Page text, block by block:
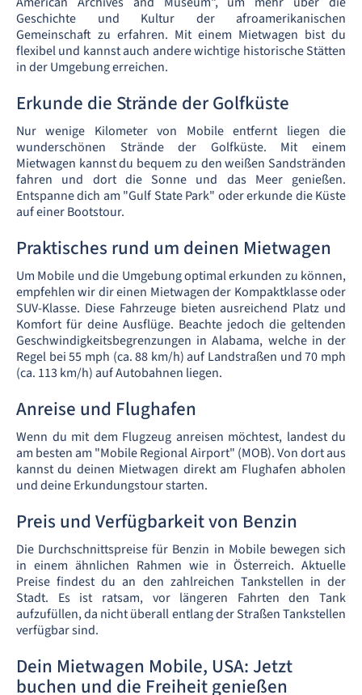
Geschichte und Kultur der afroamerikanischen
Gemeinschaft zu erfahren. Mit einem Mietwagen bist du
flexibel und kannst auch andere wichtige historische Stätten
in der Umgebung erreichen.
Erkunde die Strände der Golfküste
Nur wenige Kilometer von Mobile entfernt liegen die
wunderschönen Strände der Golfküste. Mit einem
Mietwagen kannst du bequem zu den weißen Sandstränden
fahren und dort die Sonne und das Meer genießen.
Entspanne dich am "Gulf State Park" oder erkunde die Küste
auf einer Bootstour.
Praktisches rund um deinen Mietwagen
Um Mobile und die Umgebung optimal erkunden zu können,
empfehlen wir dir einen Mietwagen der Kompaktklasse oder
SUV-Klasse. Diese Fahrzeuge bieten ausreichend Platz und
Komfort für deine Ausflüge. Beachte jedoch die geltenden
Geschwindigkeitsbegrenzungen in Alabama, welche in der
Regel bei 55 mph (ca. 88 km/h) auf Landstraßen und 70 mph
(ca. 113 km/h) auf Autobahnen liegen.
Anreise und Flughafen
Wenn du mit dem Flugzeug anreisen möchtest, landest du
am besten am "Mobile Regional Airport" (MOB). Von dort aus
kannst du deinen Mietwagen direkt am Flughafen abholen
und deine Erkundungstour starten.
Preis und Verfügbarkeit von Benzin
Die Durchschnittspreise für Benzin in Mobile bewegen sich
in einem ähnlichen Rahmen wie in Österreich. Aktuelle
Preise findest du an den zahlreichen Tankstellen in der
Stadt. Es ist ratsam, vor längeren Fahrten den Tank
aufzufüllen, da nicht überall entlang der Straßen Tankstellen
verfügbar sind.
Dein Mietwagen Mobile, USA: Jetzt
buchen und die Freiheit genießen